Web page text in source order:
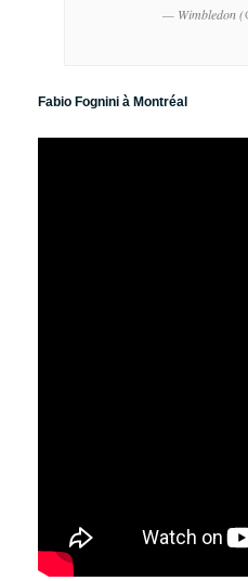
— Wimbledon
Fabio Fognini à Montréal